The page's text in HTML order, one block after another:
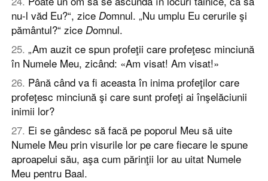
nu-l văd Eu?“, zice Domnul. „Nu umplu Eu cerurile şi
pământul?“ zice Domnul.
25. „Am auzit ce spun profeţii care profeţesc minciună
în Numele Meu, zicând: «Am visat! Am visat!»
26. Până când va fi aceasta în inima profeţilor care
profeţesc minciună şi care sunt profeţi ai înşelăciunii
inimii lor?
27. Ei se gândesc să facă pe poporul Meu să uite
Numele Meu prin visurile lor pe care fiecare le spune
aproapelui său, aşa cum părinţii lor au uitat Numele
Meu pentru Baal.